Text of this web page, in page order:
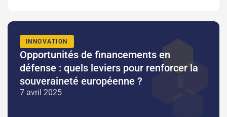
INNOVATION
Opportunités de financements en
défense : quels leviers pour renforcer la
souveraineté européenne ?
7 avril 2025